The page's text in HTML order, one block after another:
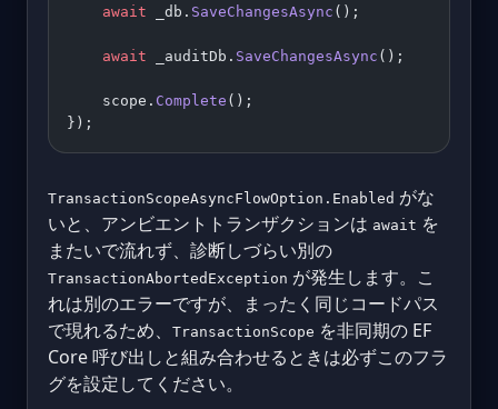
    await
_db. SaveChangesAsync ();
    await
_auditDb. SaveChangesAsync ();
    scope.
Complete ();
});
TransactionScopeAsyncFlowOption.Enabled がな
いと、アンビエントトランザクションは await を
またいで流れず、診断しづらい別の
TransactionAbortedException が発生します。こ
れは別のエラーですが、まったく同じコードパス
で現れるため、
TransactionScope を非同期の EF
Core 呼び出しと組み合わせるときは必ずこのフラ
グを設定してください。